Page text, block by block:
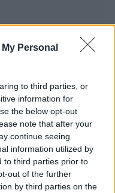
Personal
to third parties, or
information for
the below opt-out
note that after your
continue seeing
information utilized by
to third parties prior to
out of the further
by third parties on the